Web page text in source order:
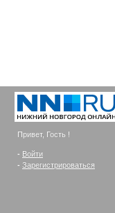
Привет, Гость !
- Войти
- Зарегистрироваться